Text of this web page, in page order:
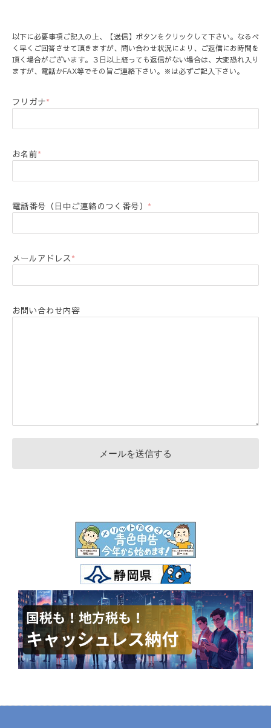
以下に必要事項ご記入の上、【送信】ボタンをクリックして下さい。なるべ
く早くご回答させて頂きますが、問い合わせ状況により、ご返信にお時間を
頂く場合がございます。３日以上経っても返信がない場合は、大変恐れ入り
ますが、電話かFAX等でその旨ご連絡下さい。※は必ずご記入下さい。
フリガナ*
お名前*
電話番号（日中ご連絡のつく番号） *
メールアドレス*
お問い合わせ内容